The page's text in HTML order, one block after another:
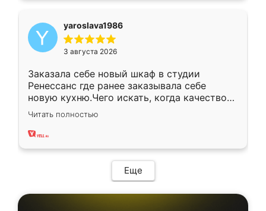
yaroslava1986
3 августа 2026
Заказала себе новый шкаф в студии
Ренессанс где ранее заказывала себе
новую кухню.Чего искать, когда качеством
вполне довольна. Служит кухня уже почти
два года, нареканий нет.
Читать полностью
Еще